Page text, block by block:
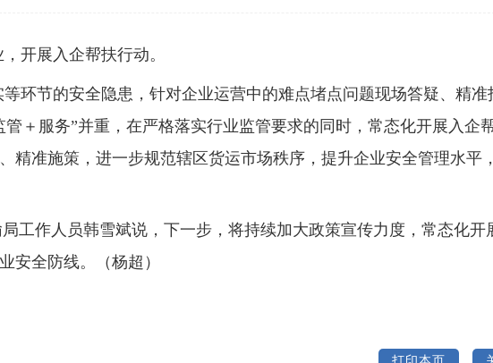
开展入企帮扶行动。
环节的安全隐患，针对企业运营中的难点堵点问题现场答疑、精准
＋服务”并重，在严格落实行业监管要求的同时，常态化开展入企
准施策，进一步规范辖区货运市场秩序，提升企业安全管理水平
工作人员韩雪斌说，下一步，将持续加大政策宣传力度，常态化开
安全防线。（杨超 ）